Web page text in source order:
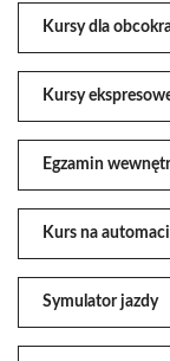
Kursy dla
Kursy
Egzamin
Kurs na
Symulator jazdy